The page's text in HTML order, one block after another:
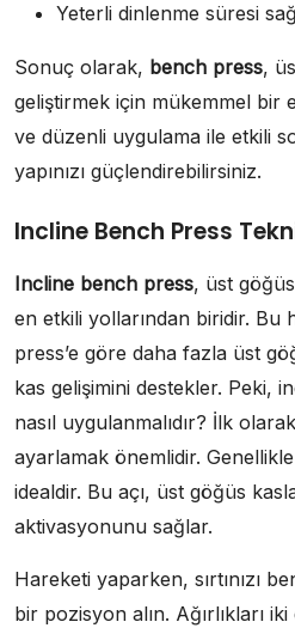
Yeterli dinlenme süresi
Sonuç olarak, bench press,
geliştirmek için mükemmel bir
ve düzenli uygulama ile etkili
yapınızı güçlendirebilirsiniz.
Incline Bench Press
Incline bench press, üst
en etkili yollarından biridir. Bu
press’e göre daha fazla üst
kas gelişimini destekler. Peki,
nasıl uygulanmalıdır? İlk
ayarlamak önemlidir.
idealdir. Bu açı, üst göğüs
aktivasyonunu sağlar.
Hareketi yaparken, sırtınızı
bir pozisyon alın. Ağırlıkları